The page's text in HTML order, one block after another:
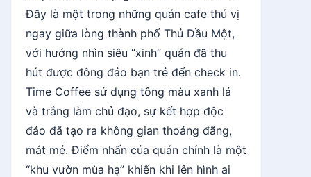
Đây là một trong những quán cafe thú vị
ngay giữa lòng thành phố Thủ Dầu Một,
với hướng nhìn siêu “xinh” quán đã thu
hút được đông đảo bạn trẻ đến check in.
Time Coffee sử dụng tông màu xanh lá
và trắng làm chủ đạo, sự kết hợp độc
đáo đã tạo ra không gian thoáng đãng,
mát mẻ. Điểm nhấn của quán chính là một
“khu vườn mùa hạ” khiến khi lên hình ai